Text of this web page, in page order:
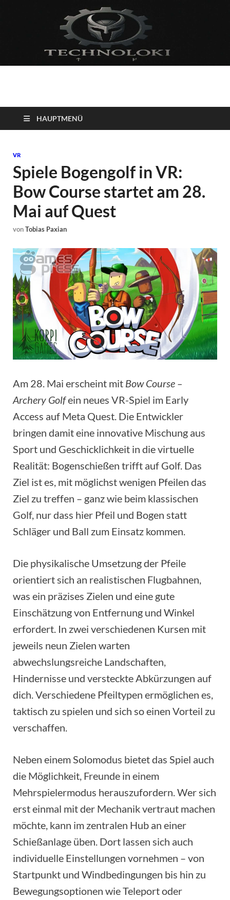
Technoloki: Gaming
und Entertainment
Blockbuster, Indie-Perlen und Retro-Klassiker.
HAUPTMENÜ
VR
Spiele Bogengolf in VR:
Bow Course startet am 28.
Mai auf Quest
vonTobias Paxian
Am 28. Mai erscheint mit Bow Course –
Archery Golfein neues VR-Spiel im Early
Access auf Meta Quest. Die Entwickler
bringen damit eine innovative Mischung aus
Sport und Geschicklichkeit in die virtuelle
Realität: Bogenschießen trifft auf Golf. Das
Ziel ist es, mit möglichst wenigen Pfeilen das
Ziel zu treffen – ganz wie beim klassischen
Golf, nur dass hier Pfeil und Bogen statt
Schläger und Ball zum Einsatz kommen.
Die physikalische Umsetzung der Pfeile
orientiert sich an realistischen Flugbahnen,
was ein präzises Zielen und eine gute
Einschätzung von Entfernung und Winkel
erfordert. In zwei verschiedenen Kursen mit
jeweils neun Zielen warten
abwechslungsreiche Landschaften,
Hindernisse und versteckte Abkürzungen auf
dich. Verschiedene Pfeiltypen ermöglichen es,
taktisch zu spielen und sich so einen Vorteil zu
verschaffen.
Neben einem Solomodus bietet das Spiel auch
die Möglichkeit, Freunde in einem
Mehrspielermodus herauszufordern. Wer sich
erst einmal mit der Mechanik vertraut machen
möchte, kann im zentralen Hub an einer
Schießanlage üben. Dort lassen sich auch
individuelle Einstellungen vornehmen – von
Startpunkt und Windbedingungen bis hin zu
Bewegungsoptionen wie Teleport oder